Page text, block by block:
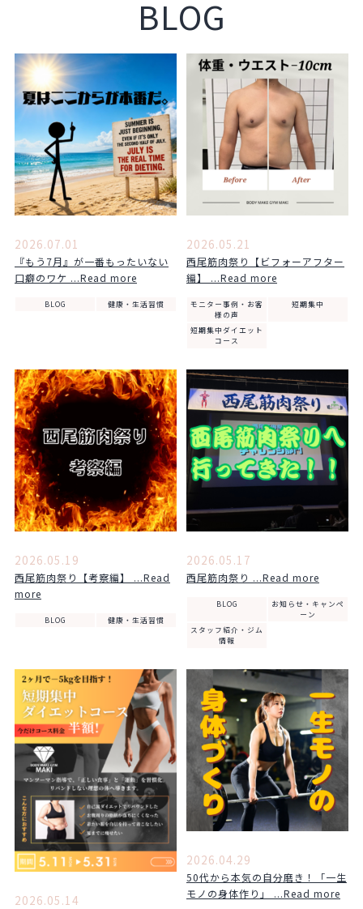
BLOG
2026.07.01
『もう7月』が一番もったいない
口癖のワケ ...Read more
BLOG 健康・生活習慣
2026.05.21
西尾筋肉祭り【ビフォーアフター
編】 ...Read more
モニター事例・お客
様の声
短期集中
短期集中ダイエット
コース
2026.05.19
西尾筋肉祭り【考察編】 ...Read
more
BLOG 健康・生活習慣
2026.05.17
西尾筋肉祭り ...Read more
BLOG
お知らせ・キャンペ
ーン
スタッフ紹介・ジム
情報
2026.05.14
2026.04.29
50代から本気の自分磨き！「一生
モノの身体作り」 ...Read more